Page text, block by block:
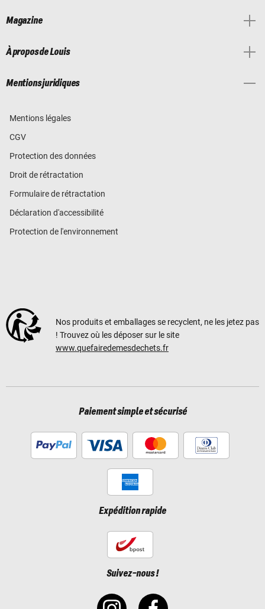
Magazine
À propos de Louis
Mentions juridiques
Mentions légales
CGV
Protection des données
Droit de rétractation
Formulaire de rétractation
Déclaration d'accessibilité
Protection de l'environnement
Nos produits et emballages se recyclent, ne les jetez pas
! Trouvez où les déposer sur le site
www.quefairedemesdechets.fr
Paiement simple et sécurisé
Expédition rapide
Suivez-nous !